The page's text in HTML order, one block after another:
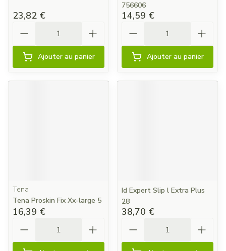
23,82 €
Ajouter au panier
756606
14,59 €
Ajouter au panier
Tena
Tena Proskin Fix Xx-large 5
16,39 €
Id Expert Slip l Extra Plus
28
38,70 €